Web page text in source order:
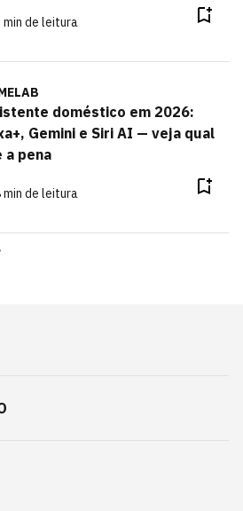
min de leitura
doméstico em 2026:
Gemini e Siri AI — veja qual
a pena
min de leitura